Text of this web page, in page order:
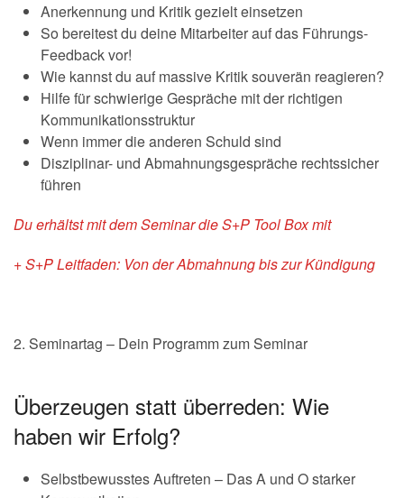
Anerkennung und Kritik gezielt einsetzen
So bereitest du deine Mitarbeiter auf das Führungs-
Feedback vor!
Wie kannst du auf massive Kritik souverän reagieren?
Hilfe für schwierige Gespräche mit der richtigen
Kommunikationsstruktur
Wenn immer die anderen Schuld sind
Disziplinar- und Abmahnungsgespräche rechtssicher
führen
Du erhältst mit dem Seminar die S+P Tool Box mit
+ S+P Leitfaden: Von der Abmahnung bis zur Kündigung
2. Seminartag – Dein Programm zum Seminar
Überzeugen statt überreden: Wie
haben wir Erfolg?
Selbstbewusstes Auftreten – Das A und O starker